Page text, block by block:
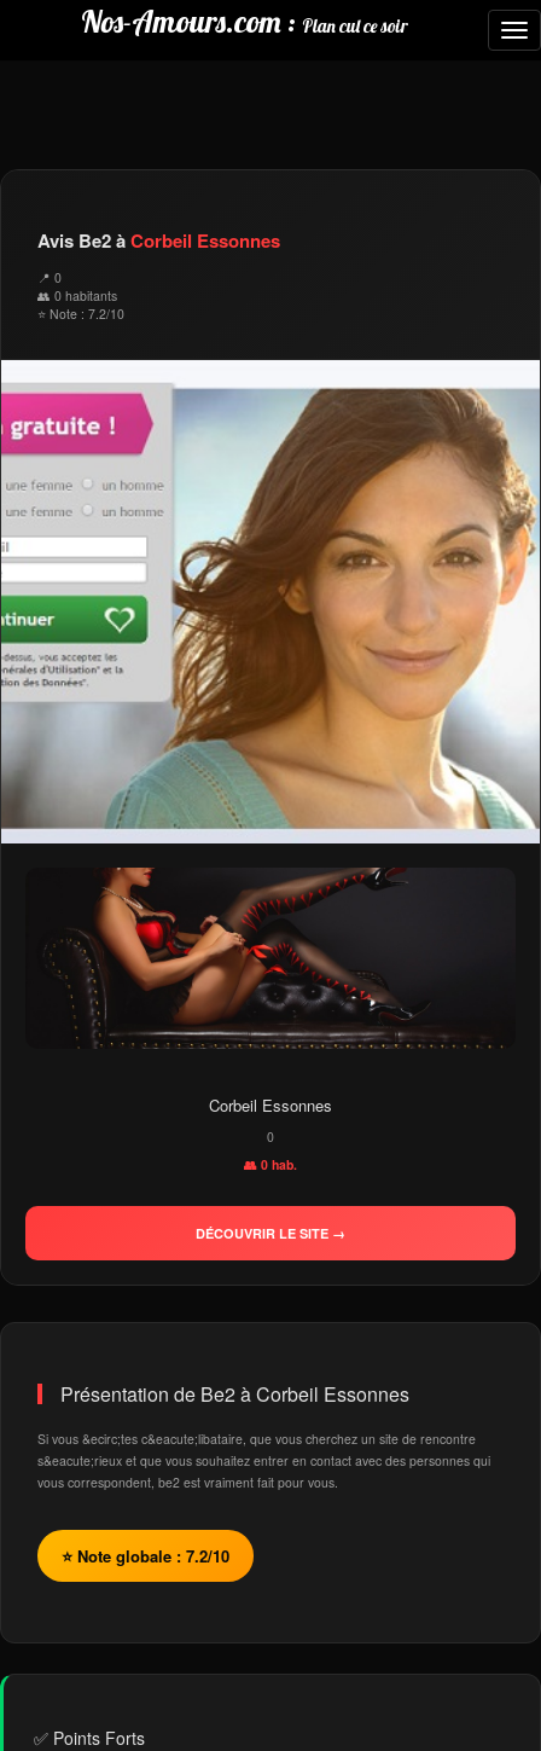
Nos-Amours.com : Plan cul ce soir
Avis Be2 àCorbeil Essonnes
📍 0
👥 0 habitants
⭐ Note : 7.2/10
Corbeil Essonnes
0
👥 0 hab.
DÉCOUVRIR LE SITE →
Présentation de Be2 à Corbeil Essonnes
Si vous &ecirc;tes c&eacute;libataire, que vous cherchez un site de rencontre
s&eacute;rieux et que vous souhaitez entrer en contact avec des personnes qui
vous correspondent, be2 est vraiment fait pour vous.
⭐ Note globale : 7.2/10
✅ Points Forts